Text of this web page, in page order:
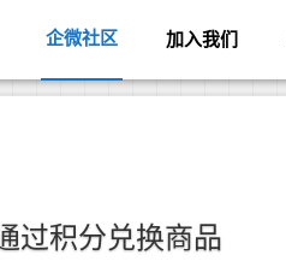
企微社区 加入我们
过积分兑换商品